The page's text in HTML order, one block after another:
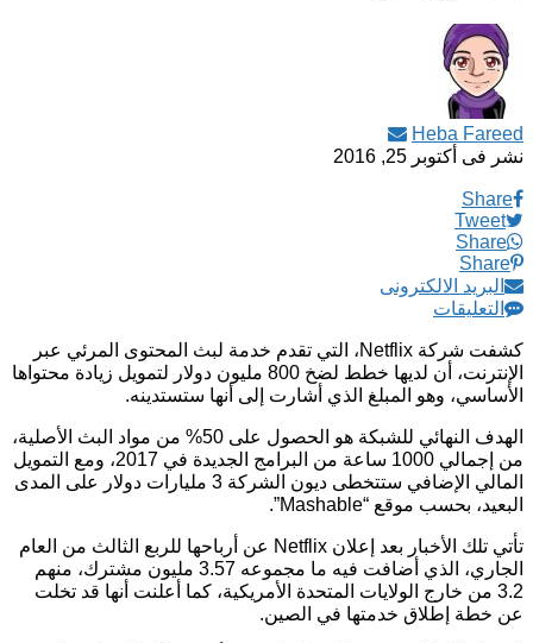
Heba Fareed
نشر فى أكتوبر 25, 2016
Share
Tweet
Share
Share
البريد الالكترونى
التعليقات
كشفت شركة Netflix، التي تقدم خدمة لبث المحتوى المرئي عبر
الإنترنت، أن لديها خطط لضخ 800 مليون دولار لتمويل زيادة محتواها
الأساسي، وهو المبلغ الذي أشارت إلى أنها ستستدينه.
الهدف النهائي للشبكة هو الحصول على 50% من مواد البث الأصلية،
من إجمالي 1000 ساعة من البرامج الجديدة في 2017، ومع التمويل
المالي الإضافي ستتخطى ديون الشركة 3 مليارات دولار على المدى
البعيد، بحسب موقع “Mashable”.
تأتي تلك الأخبار بعد إعلان Netflix عن أرباحها للربع الثالث من العام
الجاري، الذي أضافت فيه ما مجموعه 3.57 مليون مشترك، منهم
3.2 من خارج الولايات المتحدة الأمريكية، كما أعلنت أنها قد تخلت
عن خطة إطلاق خدمتها في الصين.